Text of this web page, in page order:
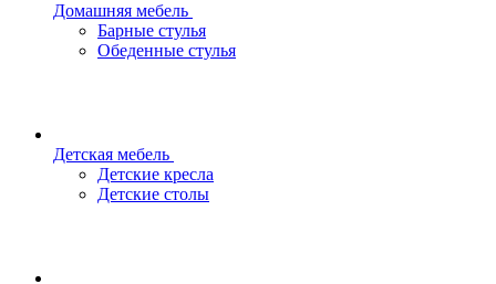
Домашняя мебель
Барные стулья
Обеденные стулья
Детская мебель
Детские кресла
Детские столы